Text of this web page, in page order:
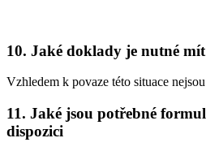
10. Jaké doklady je nutné mít
Vzhledem k povaze této situace
11. Jaké jsou potřebné
dispozici